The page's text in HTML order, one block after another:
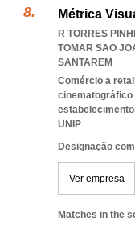
Métrica
R TORRES
TOMAR SAO
SANTAREM
Comércio a
cinematográfico
UNIP
Designação
Ver empresa
Matches in the